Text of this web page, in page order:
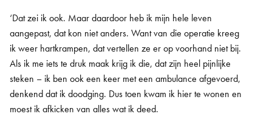
‘Dat zei ik ook. Maar daardoor heb ik mijn hele leven
aangepast, dat kon niet anders. Want van die operatie kreeg
ik weer hartkrampen, dat vertellen ze er op voorhand niet bij.
Als ik me iets te druk maak krijg ik die, dat zijn heel pijnlijke
steken – ik ben ook een keer met een ambulance afgevoerd,
denkend dat ik doodging. Dus toen kwam ik hier te wonen en
moest ik afkicken van alles wat ik deed.